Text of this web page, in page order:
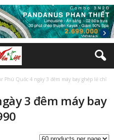
Phú Quốc 4 ngày 3 đêm máy bay ghép lẻ chỉ
3 đêm máy bay